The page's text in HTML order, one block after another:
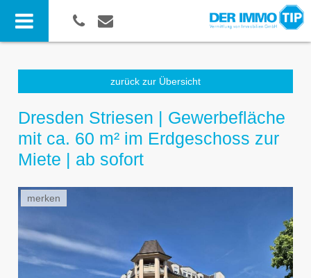
zurück zur Übersicht
Dresden Striesen | Gewerbefläche
mit ca. 60 m² im Erdgeschoss zur
Miete | ab sofort
merken